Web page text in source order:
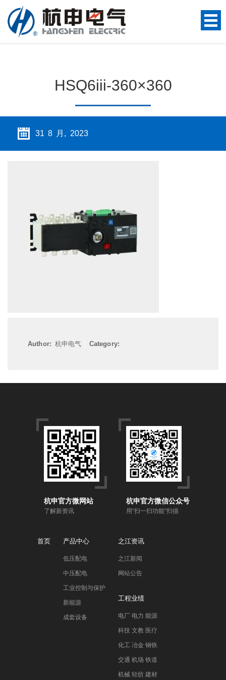
HSQ6iii-360×360
31 8 月, 2023
Author: 杭申电气| Category:
杭申官方微网站
了解新资讯
杭申官方微信公众号
用“扫一扫功能”扫描
首页 产品中心
低压配电
中压配电
工业控制与保护
新能源
成套设备
之江资讯
之江新闻
网站公告
工程业绩
电厂 电力 能源
科技 文教 医疗
化工 冶金 钢铁
交通 机场 铁道
机械 轻纺 建材